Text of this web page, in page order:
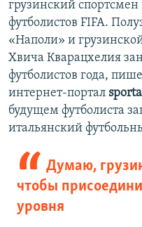
грузинский
футболистов FIFA.
«Наполи» и
Хвича Кварацхелия
футболистов года,
интернет-портал
будущем футболиста
итальянский
Думаю,
чтобы
уровня